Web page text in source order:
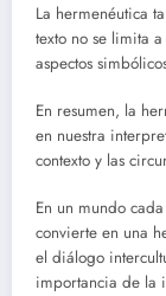
La hermenéutica
texto no se limita
aspectos
En resumen, la
en nuestra
contexto y las
En un mundo
convierte en una
el diálogo
importancia de la